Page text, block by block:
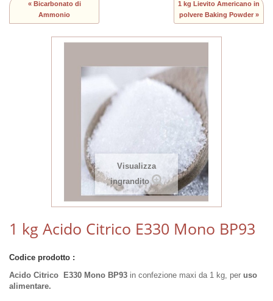
« Bicarbonato di
Ammonio
1 kg Lievito Americano in
polvere Baking Powder »
Visualizza
ingrandito
1 kg Acido Citrico E330 Mono BP93
Codice prodotto :
Acido Citrico E330 Mono BP93 in confezione maxi da 1 kg, per uso
alimentare.